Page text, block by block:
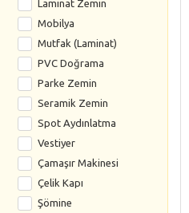
Laminat Zemin
Mobilya
Mutfak (Laminat)
PVC Doğrama
Parke Zemin
Seramik Zemin
Spot Aydınlatma
Vestiyer
Çamaşır Makinesi
Çelik Kapı
Şömine